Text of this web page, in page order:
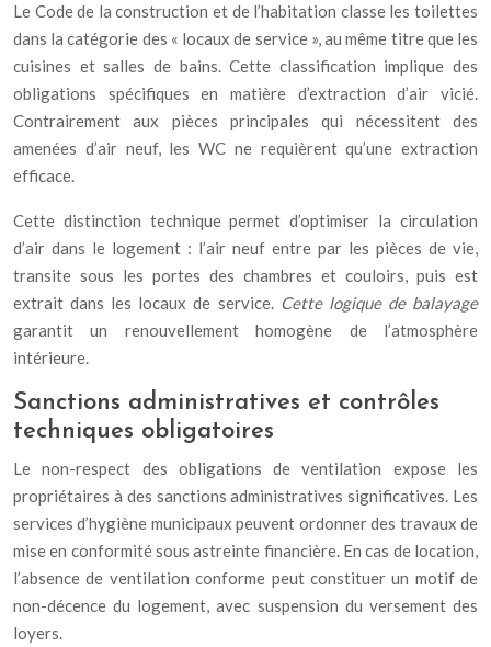
Le Code de la construction et de l’habitation classe les toilettes
dans la catégorie des « locaux de service », au même titre que les
cuisines et salles de bains. Cette classification implique des
obligations spécifiques en matière d’extraction d’air vicié.
Contrairement aux pièces principales qui nécessitent des
amenées d’air neuf, les WC ne requièrent qu’une extraction
efficace.
Cette distinction technique permet d’optimiser la circulation
d’air dans le logement : l’air neuf entre par les pièces de vie,
transite sous les portes des chambres et couloirs, puis est
extrait dans les locaux de service. Cette logique de balayage
garantit un renouvellement homogène de l’atmosphère
intérieure.
Sanctions administratives et contrôles
techniques obligatoires
Le non-respect des obligations de ventilation expose les
propriétaires à des sanctions administratives significatives. Les
services d’hygiène municipaux peuvent ordonner des travaux de
mise en conformité sous astreinte financière. En cas de location,
l’absence de ventilation conforme peut constituer un motif de
non-décence du logement, avec suspension du versement des
loyers.